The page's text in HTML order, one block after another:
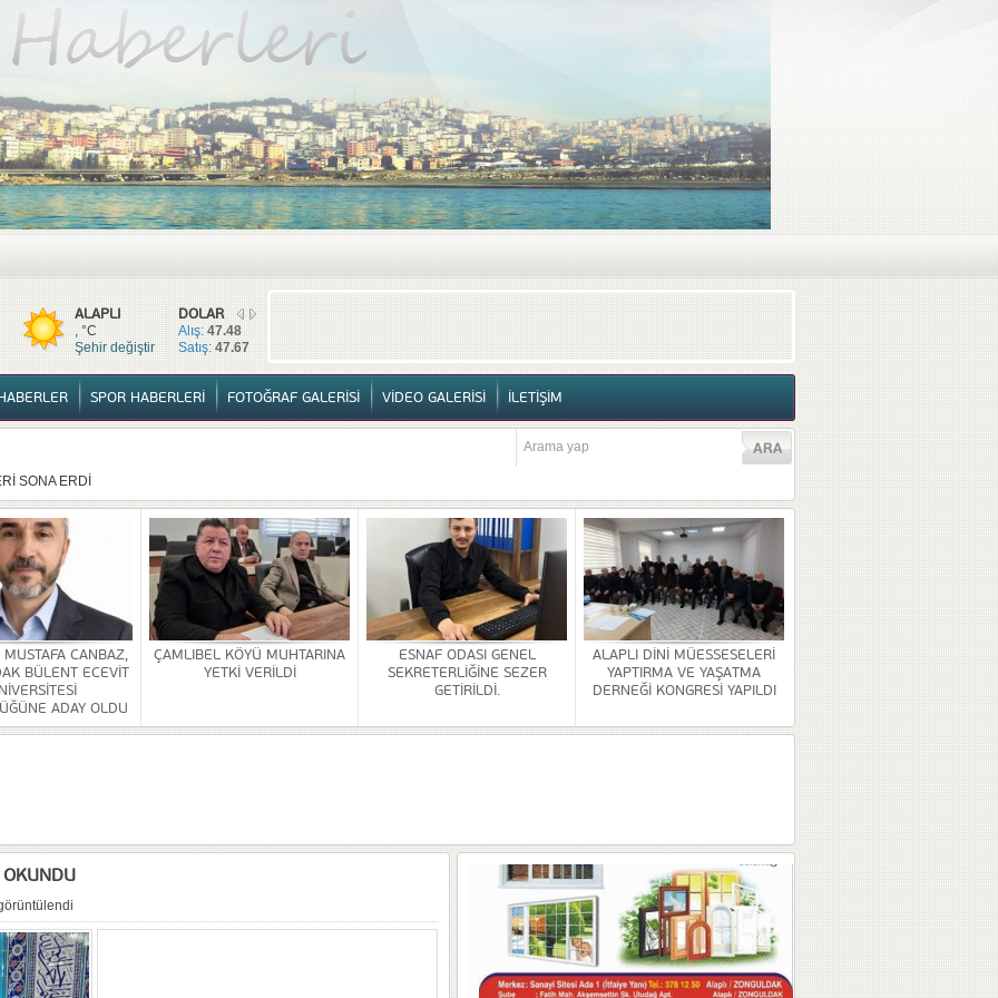
TÜM HABERLER YURTTAN HABERLER SPOR HABERLERİ FOTOĞRAF GALERİSİ VİDEO GALERİSİ İLETİŞİM
DOLAR
Alış:47.48
Satış:47.67
ALAPLI
, °C
Şehir değiştir
SPOR HABERLERİ FOTOĞRAF GALERİSİ VİDEO GALERİSİ İLETİŞİM
SONA ERDİ
KALDIRILDI
DÜZENLENDİ
BİNASİ YAPILACAK
BÜLENT ECEVİT ÜNİVERSİTESİ REKTÖRLÜĞÜNE ADAY OLDU
MUSTAFA CANBAZ,
BÜLENT ECEVİT
ADAY OLDU
ÇAMLIBEL KÖYÜ MUHTARINA
YETKİ VERİLDİ
ESNAF ODASI GENEL
SEKRETERLİĞİNE SEZER
GETİRİLDİ.
ALAPLI DİNİ MÜESSESELERİ
YAPTIRMA VE YAŞATMA
DERNEĞİ KONGRESİ YAPILDI
OKUNDU